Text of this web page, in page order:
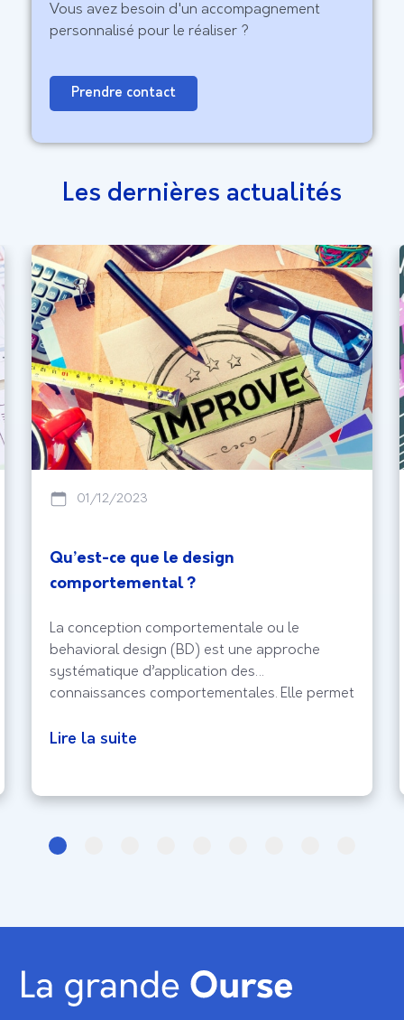
Vous avez besoin d'un accompagnement
personnalisé pour le réaliser ?
Prendre contact
Les dernières actualités
01/12/2023
Qu’est-ce que le design
comportemental ?
La conception comportementale ou le
behavioral design (BD) est une approche
systématique d’application des
connaissances comportementales. Elle permet
centrée sur le comportement humain. Les
analyser le comportement des internautes et
Le design comportemental,
Lire la suite